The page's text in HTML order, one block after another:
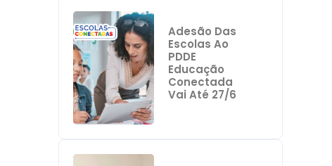
Adesão Das
Escolas Ao
PDDE
Educação
Conectada
Vai Até 27/6